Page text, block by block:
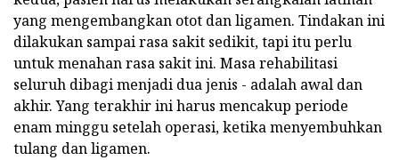
yang mengembangkan otot dan ligamen. Tindakan ini
dilakukan sampai rasa sakit sedikit, tapi itu perlu
untuk menahan rasa sakit ini. Masa rehabilitasi
seluruh dibagi menjadi dua jenis - adalah awal dan
akhir. Yang terakhir ini harus mencakup periode
enam minggu setelah operasi, ketika menyembuhkan
tulang dan ligamen.